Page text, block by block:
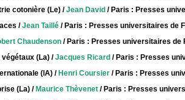
cotonière (Le) /Jean David / Paris : Presses
/Jean Taillé / Paris : Presses universitaires de
Chaudenson / Paris : Presses universitaires de
(La) /Jacques Ricard / Paris : Presses
(lA) / Henri Coursier / Paris : Presses
(La) / Maurice Thèvenet / Paris : Presses